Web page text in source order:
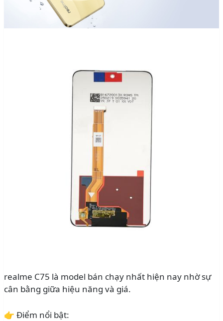
realme C75 là model bán chạy nhất hiện nay nhờ sự
cân bằng giữa hiệu năng và giá.
👉 Điểm nổi bật: